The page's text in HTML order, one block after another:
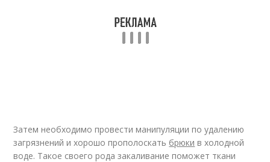
Затем необходимо провести манипуляции по удалению
загрязнений и хорошо прополоскать брюки в холодной
воде. Такое своего рода закаливание поможет ткани